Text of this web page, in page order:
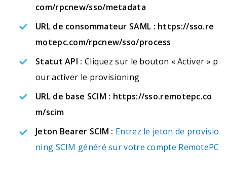
com/rpcnew/sso/metadata
URL de consommateur SAML : https://sso.re
motepc.com/rpcnew/sso/process
Statut API : Cliquez sur le bouton « Activer » p
our activer le provisioning
URL de base SCIM : https://sso.remotepc.co
m/scim
Jeton Bearer SCIM : Entrez le jeton de provisio
ning SCIM généré sur votre compte RemotePC